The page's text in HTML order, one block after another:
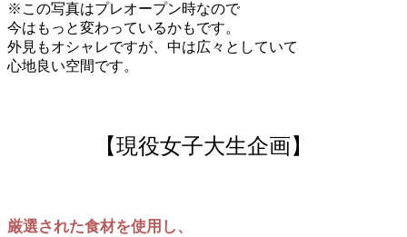
※この写真はプレオープン時なので
今はもっと変わっているかもです。
外見もオシャレですが、中は広々としていて
心地良い空間です。
【現役女子大生企画】
厳選された食材を使用し、